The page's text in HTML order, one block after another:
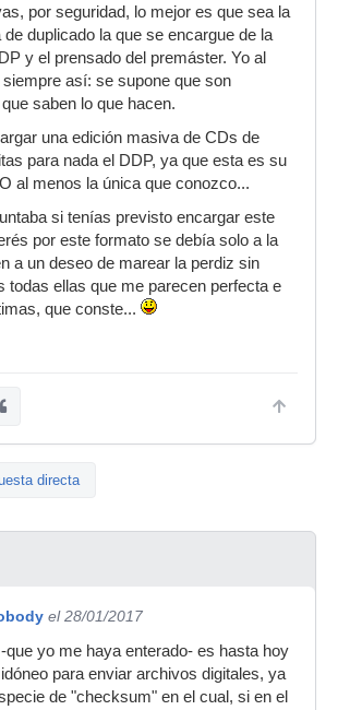
por seguridad, lo mejor es que sea la
de duplicado la que se encargue de la
y el prensado del premáster. Yo al
así: se supone que son
saben lo que hacen.
una edición masiva de CDs de
para nada el DDP, ya que esta es su
al menos la única que conozco...
si tenías previsto encargar este
por este formato se debía solo a la
a un deseo de marear la perdiz sin
todas ellas que me parecen perfecta e
que conste...
directa
el 28/01/2017
que yo me haya enterado- es hasta hoy
para enviar archivos digitales, ya
de "checksum" en el cual, si en el